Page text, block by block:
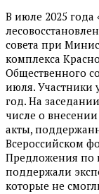
В июле 2025 года
совета при
комплекса
Общественного
июля. Участники
год. На
числе о
акты,
Всероссийском
Предложения по
поддержали
которые не